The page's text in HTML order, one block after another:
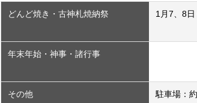
どんど焼き・古神札焼納祭 1月7、8
年末年始・神事・諸行事
その他 駐車場：